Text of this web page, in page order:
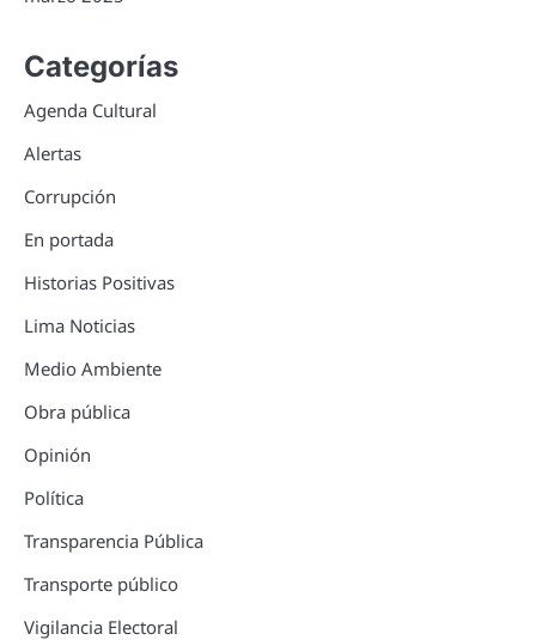
Categorías
Agenda Cultural
Alertas
Corrupción
En portada
Historias Positivas
Lima Noticias
Medio Ambiente
Obra pública
Opinión
Política
Transparencia Pública
Transporte público
Vigilancia Electoral